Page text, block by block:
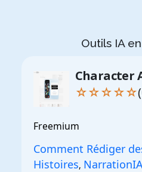
Outils IA
Character
☆☆☆☆☆
Freemium
Comment Rédiger
Histoires, NarrationIA